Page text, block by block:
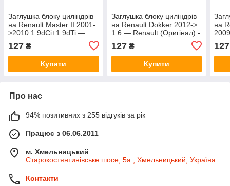
Заглушка блоку циліндрів
на Renault Master II 2001-
>2010 1.9dСi+1.9dTi —
7703075219
127 ₴
Купити
Заглушка блоку циліндрів
на Renault Dokker 2012->
1.6 — Renault (Оригінал) -
127₴
Купити
на
127
Про нас
94% позитивних з 255 відгуків за рік
Працює з 06.06.2011
м. Хмельницький
Старокостянтинівське шосе, 5а , Хмельницький, Україна
Контакти